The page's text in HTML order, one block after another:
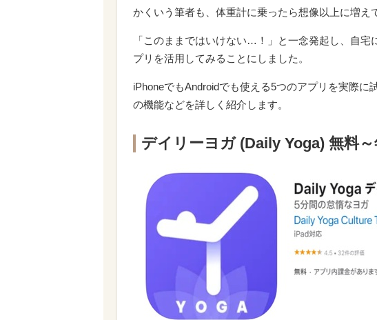
かくいう筆者も、体重計に乗ったら想像以上に増え
「このままではいけない…！」と一念発起し、自
プリを活用してみることにしました。
iPhoneでもAndroidでも使える5つのアプリを実際
の機能などを詳しく紹介します。
デイリーヨガ (Daily Yoga) 無料～